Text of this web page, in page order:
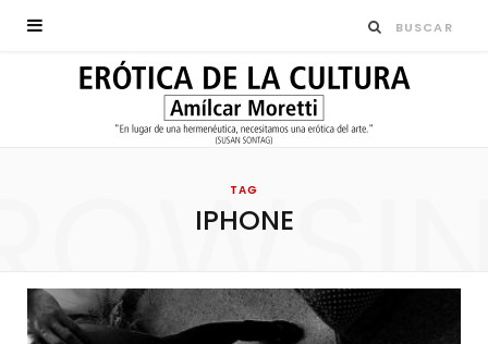
TAG
IPHONE